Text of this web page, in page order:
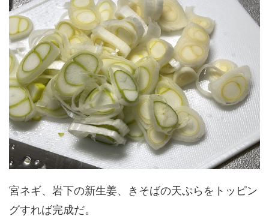
宮ネギ、岩下の新生姜、きそばの天ぷらをトッピン
グすれば完成だ。